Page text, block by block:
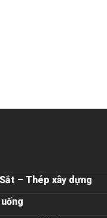
– Thép xây dựng